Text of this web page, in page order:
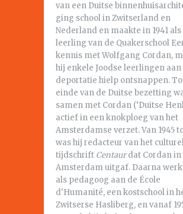
van een Duitse
ging school in Zwitserland en
Nederland en maakte in 1941 als
leerling van de Quakerschool
kennis met Wolfgang Cordan,
hij enkele Joodse leerlingen aan
deportatie hielp ontsnappen.
einde van de Duitse bezetting
samen met Cordan (‘Duitse
actief in een knokploeg van het
Amsterdamse verzet. Van 1945
was hij redacteur van het
tijdschrift Centaurdat Cordan in
Amsterdam uitgaf. Daarna
als pedagoog aan de École
d'Humanité, een kostschool in
Zwitserse Hasliberg, en vanaf